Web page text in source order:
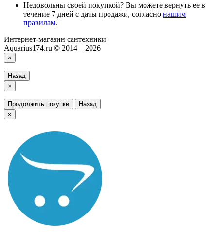
Недовольны своей покупкой? Вы можете вернуть ее в
течение 7 дней с даты продажи, согласно нашим
правилам.
Интернет-магазин сантехники
Aquarius174.ru © 2014 – 2026
×
Назад
×
Продолжить покупки
Назад
×